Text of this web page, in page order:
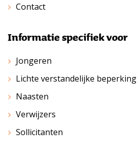
Contact
Informatie specifiek voor
Jongeren
Lichte verstandelijke beperking
Naasten
Verwijzers
Sollicitanten